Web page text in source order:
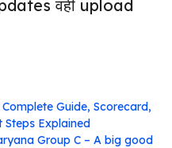
वहीं upload
Complete Guide, Scorecard,
Explained
Group C – A big good